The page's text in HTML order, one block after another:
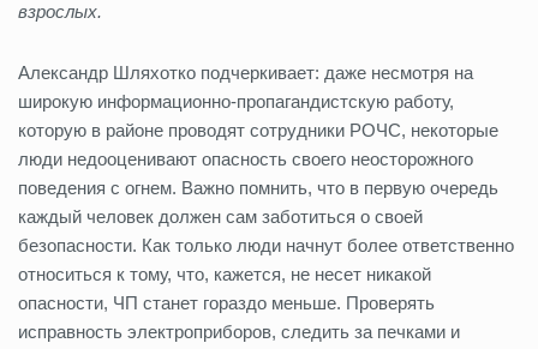
взрослых.
Александр Шляхотко подчеркивает: даже несмотря на
широкую информационно-пропагандистскую работу,
которую в районе проводят сотрудники РОЧС, некоторые
люди недооценивают опасность своего неосторожного
поведения с огнем. Важно помнить, что в первую очередь
каждый человек должен сам заботиться о своей
безопасности. Как только люди начнут более ответственно
относиться к тому, что, кажется, не несет никакой
опасности, ЧП станет гораздо меньше. Проверять
исправность электроприборов, следить за печками и